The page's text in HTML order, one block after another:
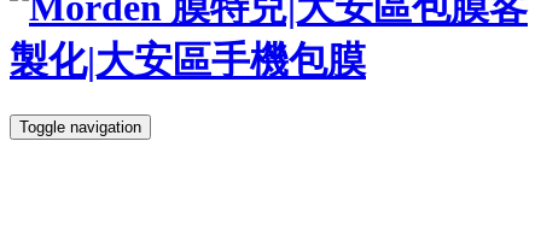
Toggle navigation